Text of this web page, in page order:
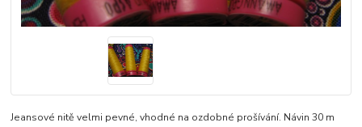
Jeansové nitě velmi pevné, vhodné na ozdobné prošívání. Návin 30 m